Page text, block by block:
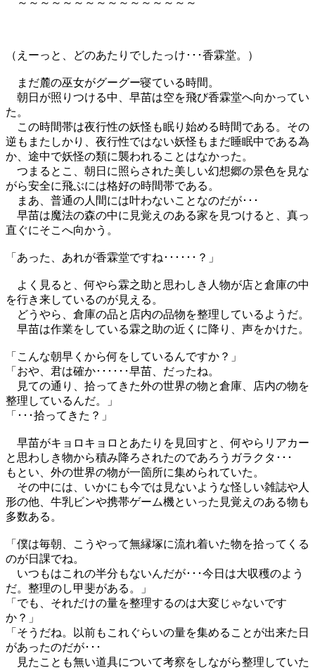
～～～～～～～～～～～～～～～～
（えーっと、どのあたりでしたっけ･･･香霖堂。）
まだ麓の巫女がグーグー寝ている時間。
朝日が照りつける中、早苗は空を飛び香霖堂へ向かってい
た。
この時間帯は夜行性の妖怪も眠り始める時間である。その
逆もまたしかり、夜行性ではない妖怪もまだ睡眠中である為
か、途中で妖怪の類に襲われることはなかった。
つまるとこ、朝日に照らされた美しい幻想郷の景色を見な
がら安全に飛ぶには格好の時間帯である。
まあ、普通の人間には叶わないことなのだが･･･
早苗は魔法の森の中に見覚えのある家を見つけると、真っ
直ぐにそこへ向かう。
「あった、あれが香霖堂ですね･･････？」
よく見ると、何やら霖之助と思わしき人物が店と倉庫の中
を行き来しているのが見える。
どうやら、倉庫の品と店内の品物を整理しているようだ。
早苗は作業をしている霖之助の近くに降り、声をかけた。
「こんな朝早くから何をしているんですか？」
「おや、君は確か･･････早苗、だったね。
見ての通り、拾ってきた外の世界の物と倉庫、店内の物を
整理しているんだ。」
「･･･拾ってきた？」
早苗がキョロキョロとあたりを見回すと、何やらリアカー
と思わしき物から積み降ろされたのであろうガラクタ･･･
もとい、外の世界の物が一箇所に集められていた。
その中には、いかにも今では見ないような怪しい雑誌や人
形の他、牛乳ビンや携帯ゲーム機といった見覚えのある物も
多数ある。
「僕は毎朝、こうやって無縁塚に流れ着いた物を拾ってくる
のが日課でね。
いつもはこれの半分もないんだが･･･今日は大収穫のよう
だ。整理のし甲斐がある。」
「でも、それだけの量を整理するのは大変じゃないです
か？」
「そうだね。以前もこれぐらいの量を集めることが出来た日
があったのだが･･･
見たことも無い道具について考察をしながら整理していた